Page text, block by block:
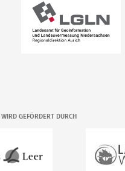
GEFÖRDERT DURCH